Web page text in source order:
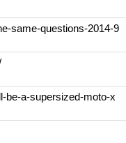
same-questions-2014-9
be-a-supersized-moto-x